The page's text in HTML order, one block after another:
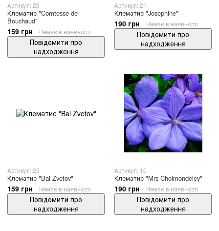
Артикул: 23
Клематис "Comtesse de
Bouchaud"
159 грн Немає в наявності
Повідомити про
надходження
Артикул: 21
Клематис "Josephine"
190 грн Немає в наявності
Повідомити про
надходження
Артикул: 25
Клематис "Bal Zvetov"
159 грн Немає в наявності
Повідомити про
надходження
Артикул: 10
Клематис "Mrs Cholmondeley"
190 грн Немає в наявності
Повідомити про
надходження